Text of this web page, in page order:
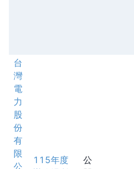
台
灣
電
力
股
份
有
限
公
115年度
公